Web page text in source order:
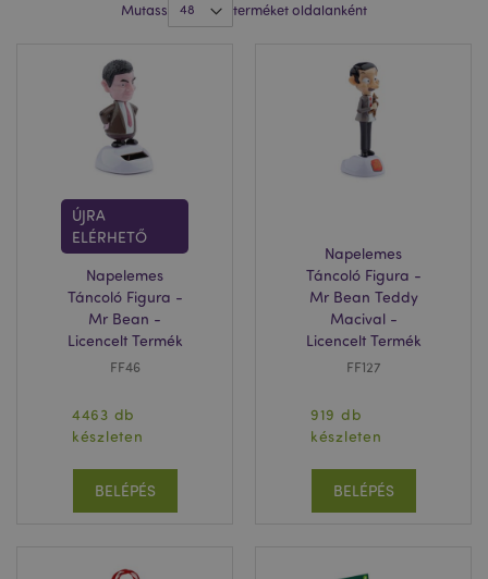
Mutass terméket oldalanként
ÚJRA
ELÉRHETŐ
Napelemes
Táncoló Figura -
Mr Bean -
Licencelt Termék
FF46
4463 db
készleten
BELÉPÉS
Napelemes
Táncoló Figura -
Mr Bean Teddy
Macival -
Licencelt Termék
FF127
919 db
készleten
BELÉPÉS